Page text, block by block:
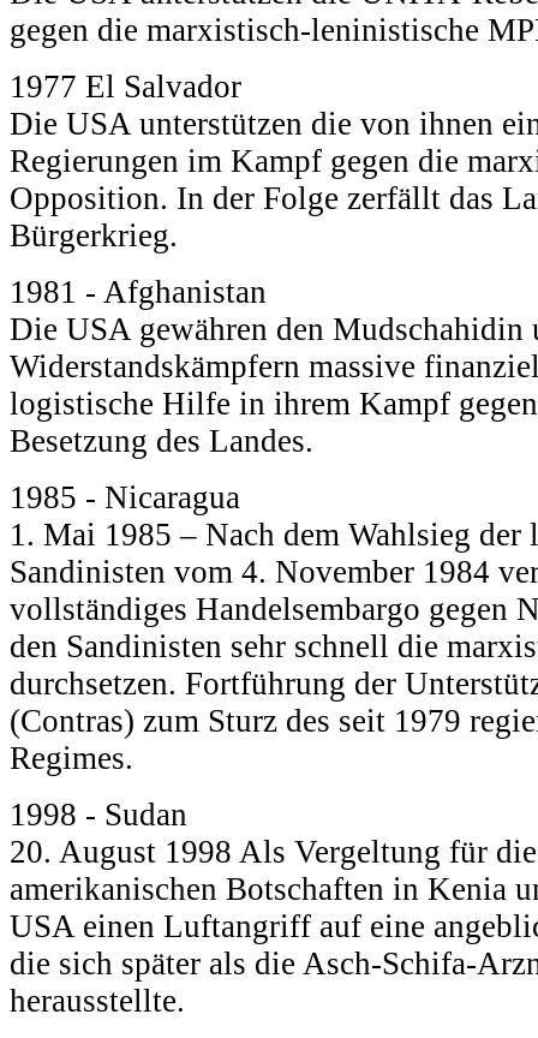
gegen die marxistisch-leninistische
1977 El Salvador
Die USA unterstützen die von ihnen
Regierungen im Kampf gegen die
Opposition. In der Folge zerfällt das
Bürgerkrieg.
1981 - Afghanistan
Die USA gewähren den Mudschahidin
Widerstandskämpfern massive
logistische Hilfe in ihrem Kampf
Besetzung des Landes.
1985 - Nicaragua
1. Mai 1985 – Nach dem Wahlsieg der
Sandinisten vom 4. November 1984
vollständiges Handelsembargo gegen
den Sandinisten sehr schnell die
durchsetzen. Fortführung der
(Contras) zum Sturz des seit 1979
Regimes.
1998 - Sudan
20. August 1998 Als Vergeltung für
amerikanischen Botschaften in Kenia
USA einen Luftangriff auf eine
die sich später als die Asch-Schifa-
herausstellte.